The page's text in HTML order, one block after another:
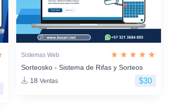
Sistemas Web
Sorteosko - Sistema de Rifas y Sorteos
18 Ventas $30